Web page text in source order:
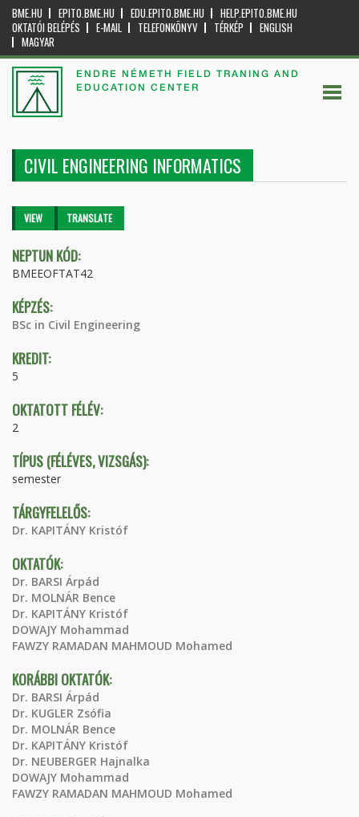
BME.HU EPITO.BME.HU EDU.EPITO.BME.HU
HELP.EPITO.BME.HU
OKTATÓI BELÉPÉS
E-MAIL TELEFONKÖNYV TÉRKÉP
ENGLISH
MAGYAR
ENDRE NÉMETH FIELD TRANING AND
EDUCATION CENTER
CIVIL ENGINEERING INFORMATICS
Primary tabs
VIEW (ACTIVETRANSLATE
NEPTUN KÓD:
BMEEOFTAT42
KÉPZÉS:
BSc in Civil Engineering
KREDIT:
5
OKTATOTT FÉLÉV:
2
TÍPUS (FÉLÉVES, VIZSGÁS):
semester
TÁRGYFELELŐS:
Dr. KAPITÁNY Kristóf
OKTATÓK:
Dr. BARSI Árpád
Dr. MOLNÁR Bence
Dr. KAPITÁNY Kristóf
DOWAJY Mohammad
FAWZY RAMADAN MAHMOUD Mohamed
KORÁBBI OKTATÓK:
Dr. BARSI Árpád
Dr. KUGLER Zsófia
Dr. MOLNÁR Bence
Dr. KAPITÁNY Kristóf
Dr. NEUBERGER Hajnalka
DOWAJY Mohammad
FAWZY RAMADAN MAHMOUD Mohamed